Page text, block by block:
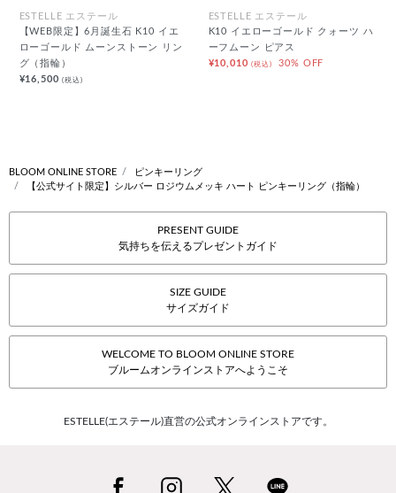
ESTELLE エステール
【WEB限定】6月誕生石 K10 イエ
ローゴールド ムーンストーン リン
グ（指輪）
¥16,500(税込)
ESTELLE エステール
K10 イエローゴールド クォーツ ハ
ーフムーン ピアス
¥10,010(税込) 30% OFF
BLOOM ONLINE STORE
ピンキーリング
【公式サイト限定】シルバー ロジウムメッキ ハート ピンキーリング（指輪）
PRESENT GUIDE
気持ちを伝えるプレゼントガイド
SIZE GUIDE
サイズガイド
WELCOME TO BLOOM ONLINE STORE
ブルームオンラインストアへようこそ
ESTELLE(エステール)直営の公式オンラインストアです。